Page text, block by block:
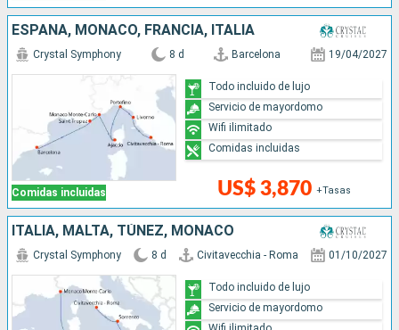
ESPAÑA, MONACO, FRANCIA, ITALIA
Comidas incluidas
Crystal Symphony 8 d Barcelona 19/04/2027
US$ 3,870 +Tasas
Todo incluido de lujo
Servicio de mayordomo
Wifi ilimitado
Comidas incluidas
ITALIA, MALTA, TÚNEZ, MONACO
Crystal Symphony 8 d Civitavecchia - Roma 01/10/2027
Todo incluido de lujo
Servicio de mayordomo